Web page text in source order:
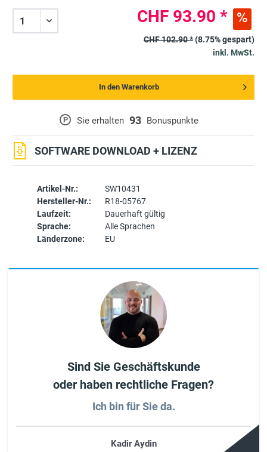
Artikel-Nr.:
SW10431
Hersteller-Nr.:
R18-05767
Laufzeit:
Dauerhaft gültig
Sprache:
Alle Sprachen
Länderzone:
EU
P Sie erhalten 93 Bonuspunkte
SOFTWARE DOWNLOAD + LIZENZ
CHF 93.90 *
CHF 102.90 *(8.75% gespart)
inkl. MwSt.
In den Warenkorb
Sind Sie Geschäftskunde
oder haben rechtliche Fragen?
Ich bin für Sie da.
Kadir Aydin